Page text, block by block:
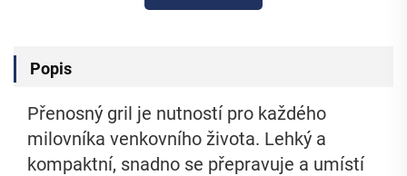
Popis
Přenosný gril je nutností pro každého
milovníka venkovního života. Lehký a
kompaktní, snadno se přepravuje a umístí